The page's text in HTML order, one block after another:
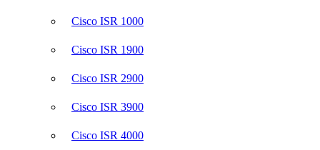
Cisco ISR 1000
Cisco ISR 1900
Cisco ISR 2900
Cisco ISR 3900
Cisco ISR 4000